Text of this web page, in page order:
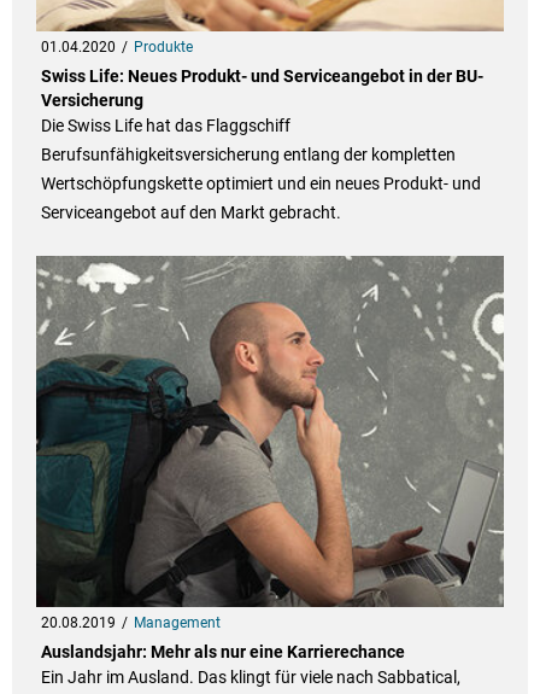
01.04.2020 Produkte
Swiss Life: Neues Produkt- und Serviceangebot in der BU-
Versicherung
Die Swiss Life hat das Flaggschiff
Berufsunfähigkeitsversicherung entlang der kompletten
Wertschöpfungskette optimiert und ein neues Produkt- und
Serviceangebot auf den Markt gebracht.
20.08.2019 Management
Auslandsjahr: Mehr als nur eine Karrierechance
Ein Jahr im Ausland. Das klingt für viele nach Sabbatical,